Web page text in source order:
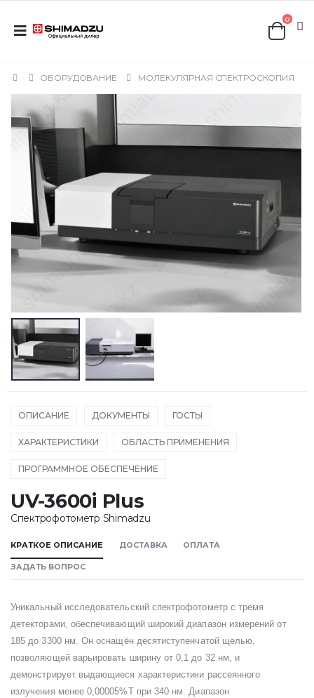
0
ОБОРУДОВАНИЕ МОЛЕКУЛЯРНАЯ СПЕКТРОСКОПИЯ
ОПИСАНИЕ ДОКУМЕНТЫ ГОСТЫ
ХАРАКТЕРИСТИКИ ОБЛАСТЬ ПРИМЕНЕНИЯ
ПРОГРАММНОЕ ОБЕСПЕЧЕНИЕ
UV-3600i Plus
Спектрофотометр Shimadzu
КРАТКОЕ ОПИСАНИЕ ДОСТАВКА ОПЛАТА
ЗАДАТЬ ВОПРОС
Уникальный исследовательский спектрофотометр с тремя
детекторами, обеспечивающий широкий диапазон измерений от
185 до 3300 нм. Он оснащён десятиступенчатой щелью,
позволяющей варьировать ширину от 0,1 до 32 нм, и
демонстрирует выдающиеся характеристики рассеянного
излучения менее 0,00005%Т при 340 нм. Диапазон